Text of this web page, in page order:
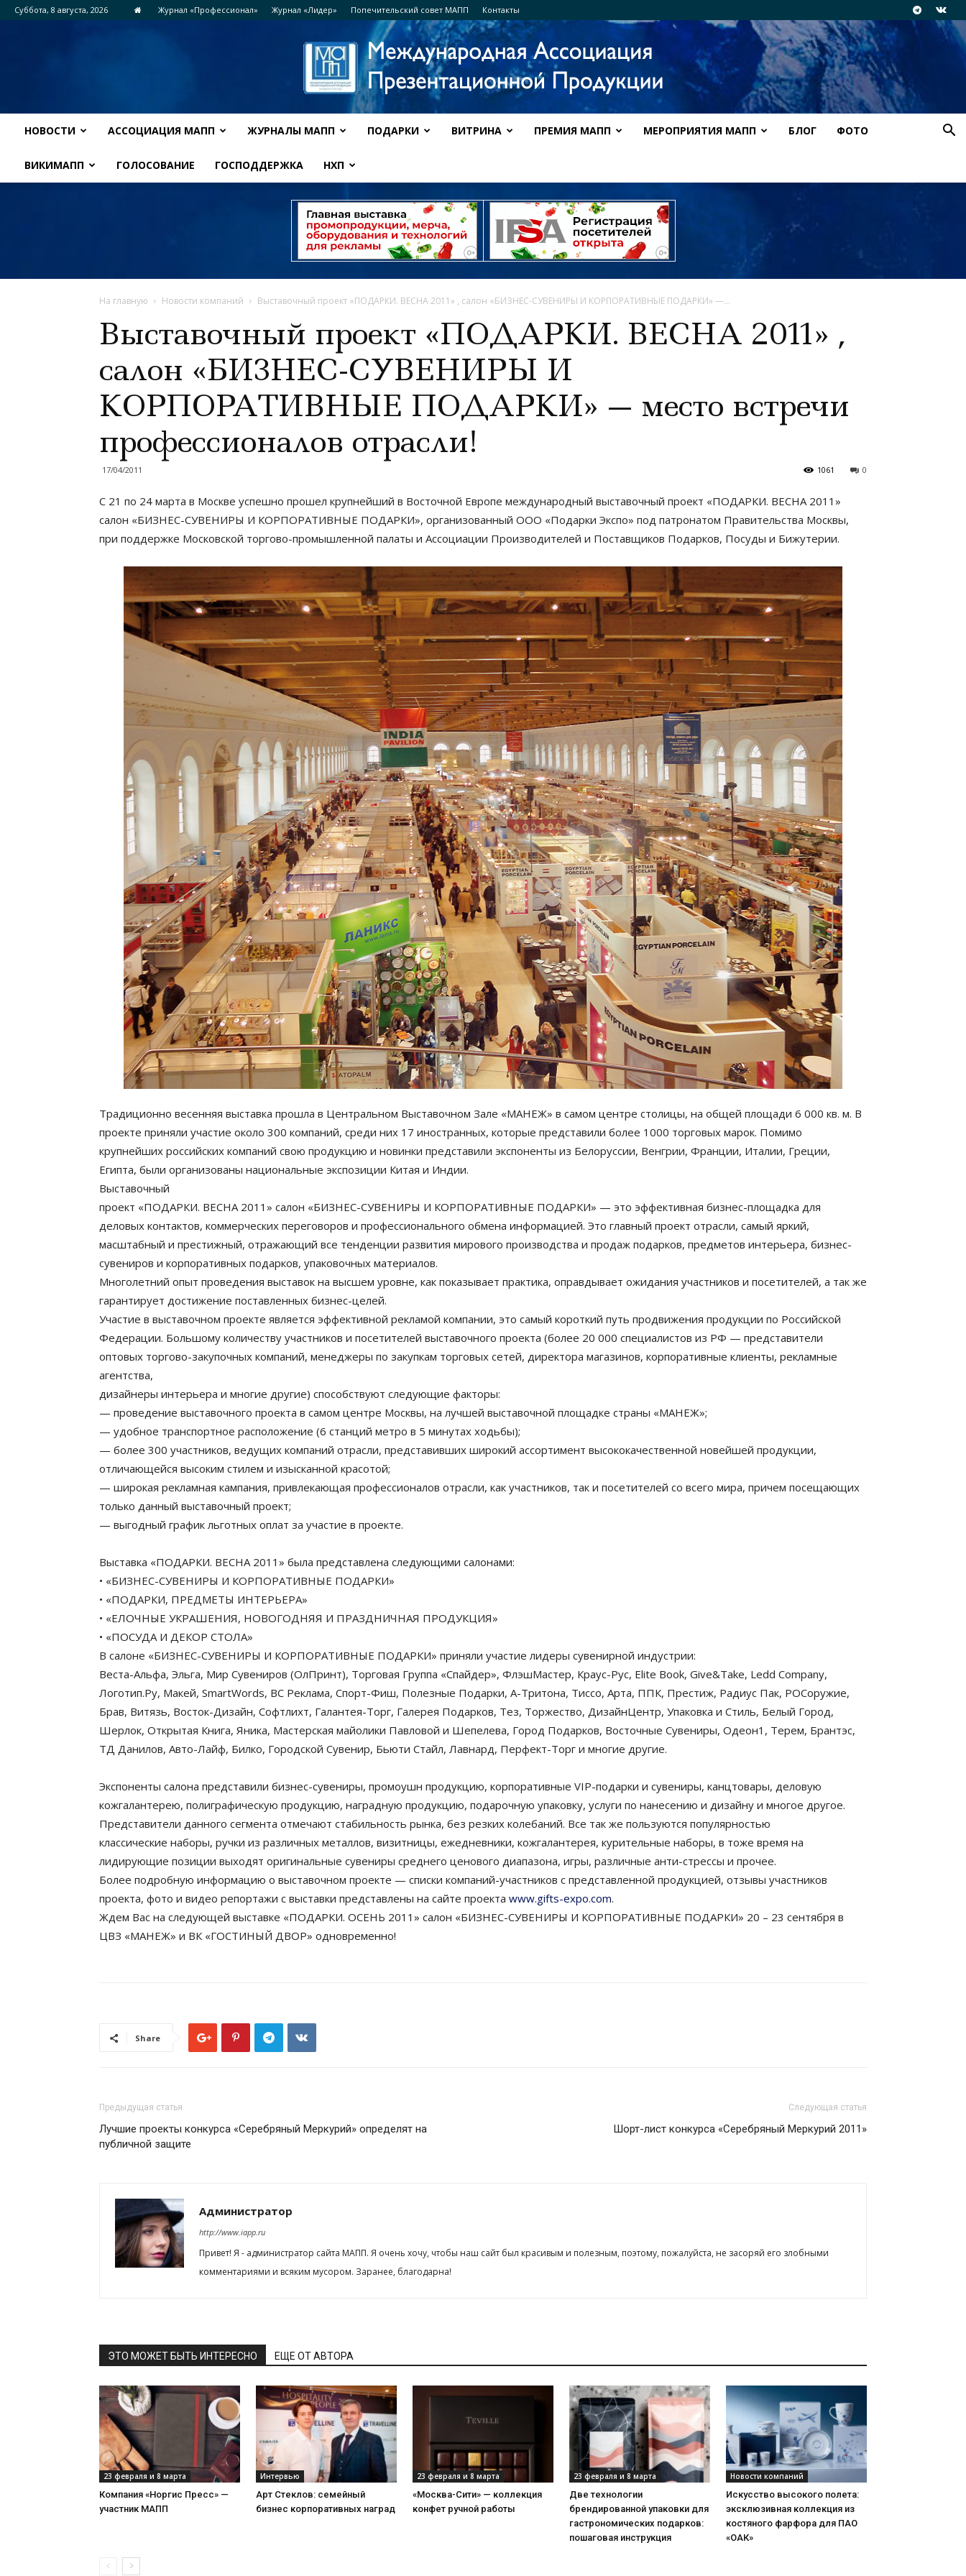
Суббота, 8 августа, 2026 Журнал «Профессионал» Журнал «Лидер» Попечительский совет МАПП Контакты
НОВОСТИ АССОЦИАЦИЯ МАПП ЖУРНАЛЫ МАПП ПОДАРКИ ВИТРИНА ПРЕМИЯ МАПП МЕРОПРИЯТИЯ МАПП БЛОГ ФОТО
ВИКИМАПП ГОЛОСОВАНИЕ ГОСПОДДЕРЖКА НХП
На главную Новости компаний Выставочный проект «ПОДАРКИ. ВЕСНА 2011» , салон «БИЗНЕС-СУВЕНИРЫ И КОРПОРАТИВНЫЕ ПОДАРКИ» —...
Выставочный проект «ПОДАРКИ. ВЕСНА 2011» ,
салон «БИЗНЕС-СУВЕНИРЫ И
КОРПОРАТИВНЫЕ ПОДАРКИ» — место встречи
профессионалов отрасли!
17/04/2011 0
1061
С 21 по 24 марта в Москве успешно прошел крупнейший в Восточной Европе международный выставочный проект «ПОДАРКИ. ВЕСНА 2011»
салон «БИЗНЕС-СУВЕНИРЫ И КОРПОРАТИВНЫЕ ПОДАРКИ», организованный ООО «Подарки Экспо» под патронатом Правительства Москвы,
при поддержке Московской торгово-промышленной палаты и Ассоциации Производителей и Поставщиков Подарков, Посуды и Бижутерии.
Традиционно весенняя выставка прошла в Центральном Выставочном Зале «МАНЕЖ» в самом центре столицы, на общей площади 6 000 кв. м. В
проекте приняли участие около 300 компаний, среди них 17 иностранных, которые представили более 1000 торговых марок. Помимо
крупнейших российских компаний свою продукцию и новинки представили экспоненты из Белоруссии, Венгрии, Франции, Италии, Греции,
Египта, были организованы национальные экспозиции Китая и Индии.
Выставочный
проект «ПОДАРКИ. ВЕСНА 2011» салон «БИЗНЕС-СУВЕНИРЫ И КОРПОРАТИВНЫЕ ПОДАРКИ» — это эффективная бизнес-площадка для
деловых контактов, коммерческих переговоров и профессионального обмена информацией. Это главный проект отрасли, самый яркий,
масштабный и престижный, отражающий все тенденции развития мирового производства и продаж подарков, предметов интерьера, бизнес-
сувениров и корпоративных подарков, упаковочных материалов.
Многолетний опыт проведения выставок на высшем уровне, как показывает практика, оправдывает ожидания участников и посетителей, а так же
гарантирует достижение поставленных бизнес-целей.
Участие в выставочном проекте является эффективной рекламой компании, это самый короткий путь продвижения продукции по Российской
Федерации. Большому количеству участников и посетителей выставочного проекта (более 20 000 специалистов из РФ — представители
оптовых торгово-закупочных компаний, менеджеры по закупкам торговых сетей, директора магазинов, корпоративные клиенты, рекламные
агентства,
дизайнеры интерьера и многие другие) способствуют следующие факторы:
— проведение выставочного проекта в самом центре Москвы, на лучшей выставочной площадке страны «МАНЕЖ»;
— удобное транспортное расположение (6 станций метро в 5 минутах ходьбы);
— более 300 участников, ведущих компаний отрасли, представивших широкий ассортимент высококачественной новейшей продукции,
отличающейся высоким стилем и изысканной красотой;
— широкая рекламная кампания, привлекающая профессионалов отрасли, как участников, так и посетителей со всего мира, причем посещающих
только данный выставочный проект;
— выгодный график льготных оплат за участие в проекте.
Выставка «ПОДАРКИ. ВЕСНА 2011» была представлена следующими салонами:
• «БИЗНЕС-СУВЕНИРЫ И КОРПОРАТИВНЫЕ ПОДАРКИ»
• «ПОДАРКИ, ПРЕДМЕТЫ ИНТЕРЬЕРА»
• «ЕЛОЧНЫЕ УКРАШЕНИЯ, НОВОГОДНЯЯ И ПРАЗДНИЧНАЯ ПРОДУКЦИЯ»
• «ПОСУДА И ДЕКОР СТОЛА»
В салоне «БИЗНЕС-СУВЕНИРЫ И КОРПОРАТИВНЫЕ ПОДАРКИ» приняли участие лидеры сувенирной индустрии:
Веста-Альфа, Эльга, Мир Сувениров (ОлПринт), Торговая Группа «Спайдер», ФлэшМастер, Краус-Рус, Elite Book, Give&Take, Ledd Company,
Логотип.Ру, Макей, SmartWords, ВС Реклама, Спорт-Фиш, Полезные Подарки, А-Тритона, Тиссо, Арта, ППК, Престиж, Радиус Пак, РОСоружие,
Брав, Витязь, Восток-Дизайн, Софтлихт, Галантея-Торг, Галерея Подарков, Тез, Торжество, ДизайнЦентр, Упаковка и Стиль, Белый Город,
Шерлок, Открытая Книга, Яника, Мастерская майолики Павловой и Шепелева, Город Подарков, Восточные Сувениры, Одеон1, Терем, Брантэс,
ТД Данилов, Авто-Лайф, Билко, Городской Сувенир, Бьюти Стайл, Лавнард, Перфект-Торг и многие другие.
Экспоненты салона представили бизнес-сувениры, промоушн продукцию, корпоративные VIP-подарки и сувениры, канцтовары, деловую
кожгалантерею, полиграфическую продукцию, наградную продукцию, подарочную упаковку, услуги по нанесению и дизайну и многое другое.
Представители данного сегмента отмечают стабильность рынка, без резких колебаний. Все так же пользуются популярностью
классические наборы, ручки из различных металлов, визитницы, ежедневники, кожгалантерея, курительные наборы, в тоже время на
лидирующие позиции выходят оригинальные сувениры среднего ценового диапазона, игры, различные анти-стрессы и прочее.
Более подробную информацию о выставочном проекте — списки компаний-участников с представленной продукцией, отзывы участников
проекта, фото и видео репортажи с выставки представлены на сайте проекта www.gifts-expo.com.
Ждем Вас на следующей выставке «ПОДАРКИ. ОСЕНЬ 2011» салон «БИЗНЕС-СУВЕНИРЫ И КОРПОРАТИВНЫЕ ПОДАРКИ» 20 – 23 сентября в
ЦВЗ «МАНЕЖ» и ВК «ГОСТИНЫЙ ДВОР» одновременно!
Share
Предыдущая статья
Лучшие проекты конкурса «Серебряный Меркурий» определят на
публичной защите
Следующая статья
Шорт-лист конкурса «Серебряный Меркурий 2011»
Администратор
http://www.iapp.ru
Привет! Я - администратор сайта МАПП. Я очень хочу, чтобы наш сайт был красивым и полезным, поэтому, пожалуйста, не засоряй его злобными
комментариями и всяким мусором. Заранее, благодарна!
ЭТО МОЖЕТ БЫТЬ ИНТЕРЕСНО ЕЩЕ ОТ АВТОРА
23 февраля и 8 марта
Компания «Норгис Пресс» —
участник МАПП
Интервью
Арт Стеклов: семейный
бизнес корпоративных наград
23 февраля и 8 марта
«Москва-Сити» — коллекция
конфет ручной работы
23 февраля и 8 марта
Две технологии
брендированной упаковки для
гастрономических подарков:
пошаговая инструкция
Новости компаний
Искусство высокого полета:
эксклюзивная коллекция из
костяного фарфора для ПАО
«ОАК»